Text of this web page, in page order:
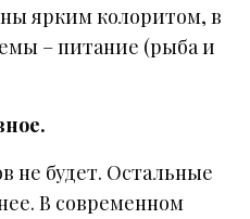
ярким колоритом, в
– питание (рыба и
не будет. Остальные
В современном